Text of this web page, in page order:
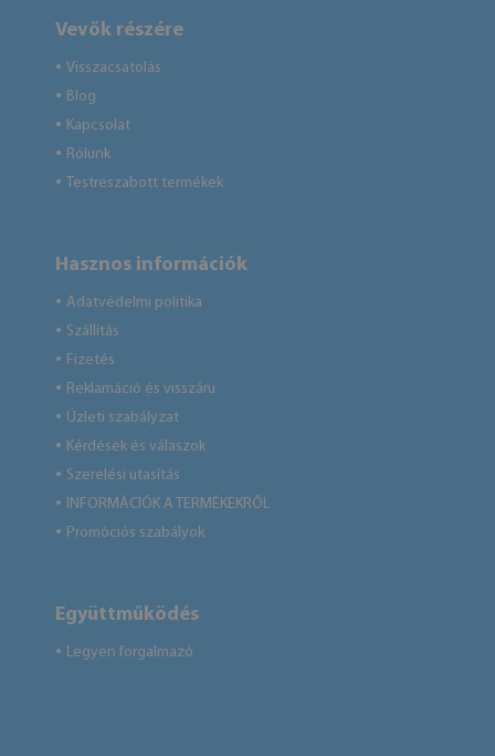
Vevők részére
● Visszacsatolás
● Blog
● Kapcsolat
● Rólunk
● Testreszabott termékek
Hasznos információk
● Adatvédelmi politika
● Szállítás
● Fizetés
● Reklamáció és visszáru
● Üzleti szabályzat
● Kérdések és válaszok
● Szerelési utasítás
● INFORMÁCIÓK A TERMÉKEKRŐL
● Promóciós szabályok
Együttműködés
● Legyen forgalmazó